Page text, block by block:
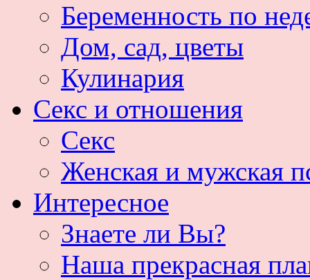
Беременность по
Дом, сад, цветы
Кулинария
Секс и отношения
Секс
Женская и мужская
Интересное
Знаете ли Вы?
Наша прекрасная